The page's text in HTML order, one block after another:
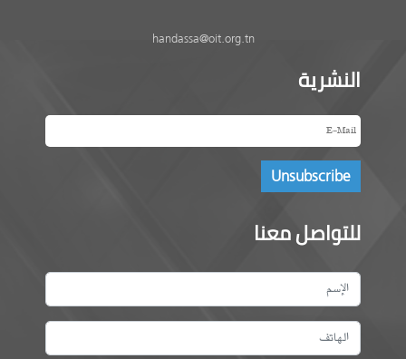
handassa@oit.org.tn
النشرية
للتواصل معنا